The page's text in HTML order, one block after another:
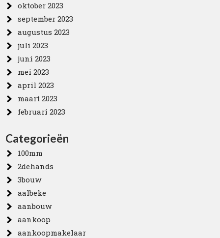
oktober 2023
september 2023
augustus 2023
juli 2023
juni 2023
mei 2023
april 2023
maart 2023
februari 2023
Categorieën
100mm
2dehands
3bouw
aalbeke
aanbouw
aankoop
aankoopmakelaar